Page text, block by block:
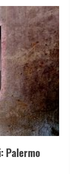
Palermo